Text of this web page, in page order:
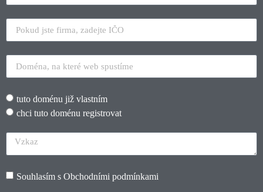
tuto doménu již vlastním
chci tuto doménu registrovat
Souhlasím s Obchodními podmínkami